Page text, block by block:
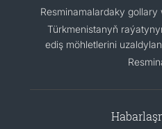
Resminamalardaky
Türkmenistanyň
ediş möhletlerini